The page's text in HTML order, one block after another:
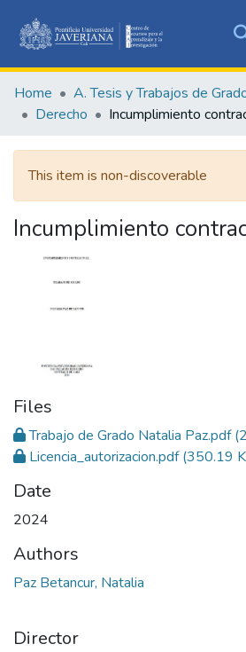
&
Statistics
Home A. Tesis y Trabajos de
Derecho
Incumplimiento
This item is non-discoverable
Incumplimiento
Files
Trabajo de Grado Natalia Paz.pdf
Licencia_autorizacion.pdf(350.19
Date
2024
Authors
Paz Betancur, Natalia
Director